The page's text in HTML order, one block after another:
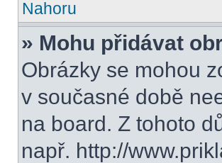
Nahoru
» Mohu přidávat
Obrázky se mohou
v současné době
na board. Z tohoto
např. http://